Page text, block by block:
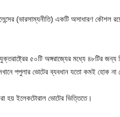
(ভারসাম্যনীতি) একটি অসাধারণ কৌশল
৫০টি অঙ্গরাজ্যের মধ্যে ৪৮টির জন্য
পপুলার ভোটের ব্যবধান যতো কমই হোক না
হয় ইলেকটোরাল ভোটের ভিত্তিতে।